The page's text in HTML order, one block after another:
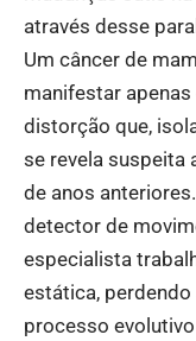
através desse
Um câncer de
manifestar
distorção que,
se revela suspeita
de anos
detector de
especialista
estática,
processo